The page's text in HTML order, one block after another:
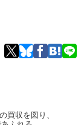
買収を図り、